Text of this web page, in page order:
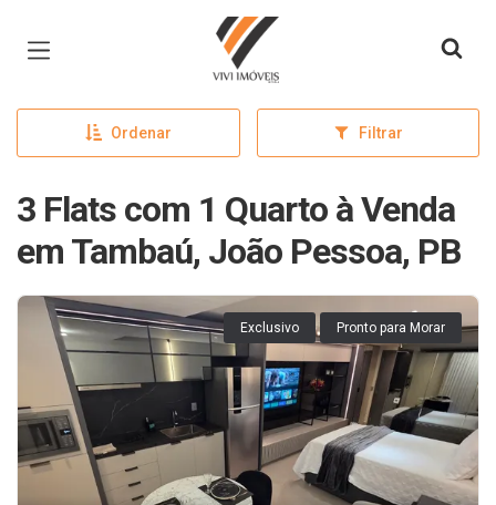
Página inicial
Ordenar Filtrar
3 Flats com 1 Quarto à Venda
em Tambaú, João Pessoa, PB
Exclusivo Pronto para Morar